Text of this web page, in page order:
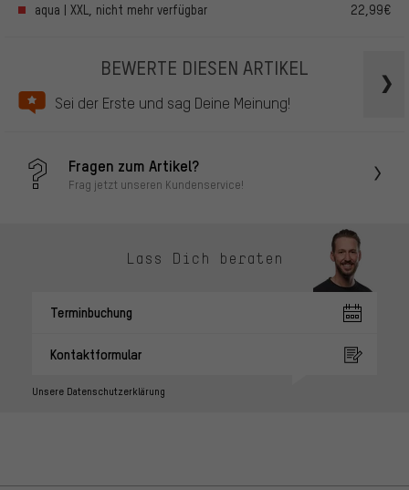
aqua | XXL, nicht mehr verfügbar
22,99€
BEWERTE DIESEN ARTIKEL
Sei der Erste und sag Deine Meinung!
Fragen zum Artikel?
Frag jetzt unseren Kundenservice!
Lass Dich beraten
Terminbuchung
Kontaktformular
Unsere Datenschutzerklärung